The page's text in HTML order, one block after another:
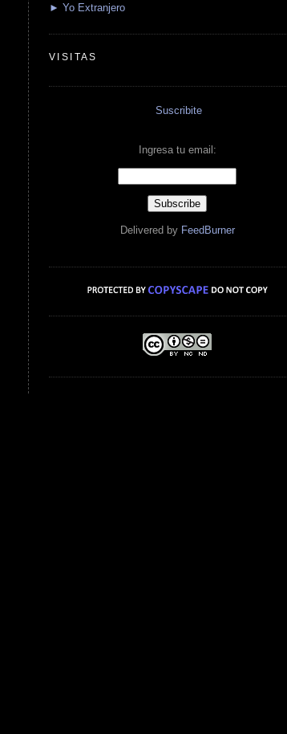
► Yo Extranjero
VISITAS
Suscribite
Ingresa tu email:
Delivered by FeedBurner